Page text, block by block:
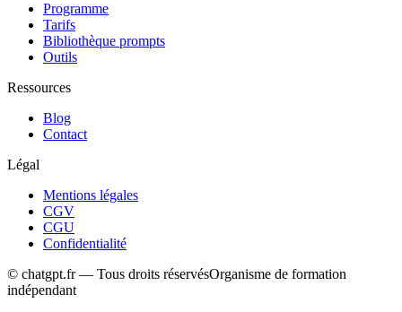
Programme
Tarifs
Bibliothèque prompts
Outils
Ressources
Blog
Contact
Légal
Mentions légales
CGV
CGU
Confidentialité
© chatgpt.fr — Tous droits réservésOrganisme de formation
indépendant